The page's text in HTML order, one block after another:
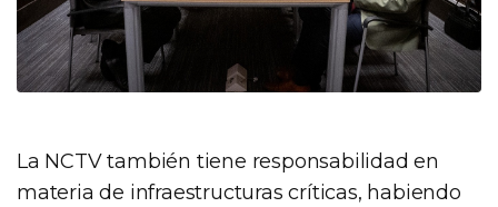
La NCTV también tiene responsabilidad en
materia de infraestructuras críticas, habiendo